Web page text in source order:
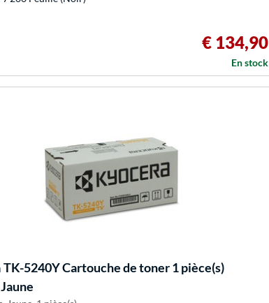
€ 134,90
En stock
TK-5240Y Cartouche de toner 1 pièce(s)